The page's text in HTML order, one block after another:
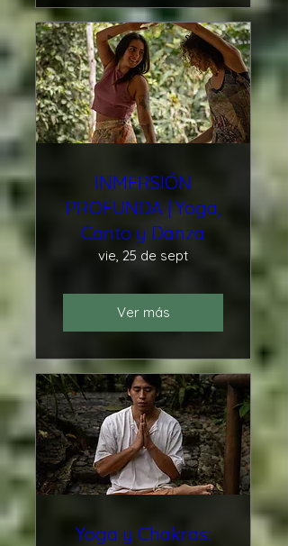
INMERSIÓN
PROFUNDA | Yoga,
Canto y Danza
vie, 25 de sept
Ver más
Yoga y Chakras: